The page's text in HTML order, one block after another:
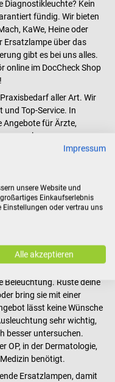
Diagnostikleuchte? Kein
fündig. Wir bieten
KaWe, Heine oder
Ersatzlampe über das
gibt es bei uns alles.
online im DocCheck Shop
aller Art. Wir
Top-Service. In
Angebote für Ärzte,
dich von unserem tollen
für
Students-Only
und Rabatte für
Beleuchtung. Rüste deine
bring sie mit einer
lässt keine Wünsche
sehr wichtig,
besser untersuchen.
OP, in der Dermatologie,
benötigt.
Ersatzlampen, damit
Impressum
unsere Website und
Einkaufserlebnis
oder vertrau uns
Alle akzeptieren